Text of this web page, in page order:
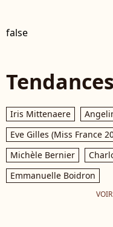
false
Tendances
Iris Mittenaere
Eve Gilles (Miss France
Michèle Bernier
Emmanuelle Boidron